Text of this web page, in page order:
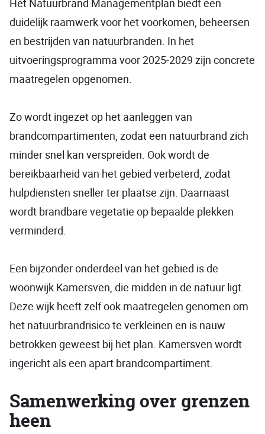
Het Natuurbrand Managementplan biedt een
duidelijk raamwerk voor het voorkomen, beheersen
en bestrijden van natuurbranden. In het
uitvoeringsprogramma voor 2025-2029 zijn concrete
maatregelen opgenomen.
Zo wordt ingezet op het aanleggen van
brandcompartimenten, zodat een natuurbrand zich
minder snel kan verspreiden. Ook wordt de
bereikbaarheid van het gebied verbeterd, zodat
hulpdiensten sneller ter plaatse zijn. Daarnaast
wordt brandbare vegetatie op bepaalde plekken
verminderd.
Een bijzonder onderdeel van het gebied is de
woonwijk Kamersven, die midden in de natuur ligt.
Deze wijk heeft zelf ook maatregelen genomen om
het natuurbrandrisico te verkleinen en is nauw
betrokken geweest bij het plan. Kamersven wordt
ingericht als een apart brandcompartiment.
Samenwerking over grenzen
heen